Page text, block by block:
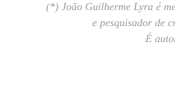
(*) João Guilherme Lyra é
e pesquisador de
É